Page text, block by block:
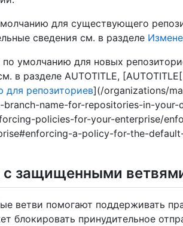
для существующего
сведения см. в разделе
умолчанию для новых
в разделе AUTOTITLE,
для репозиториев](/organizations/
branch-name-for-repositories-in-
policies-for-your-enterprise/
a-policy-for-the-
с защищенными
ветви помогают поддерживать
блокировать принудительное